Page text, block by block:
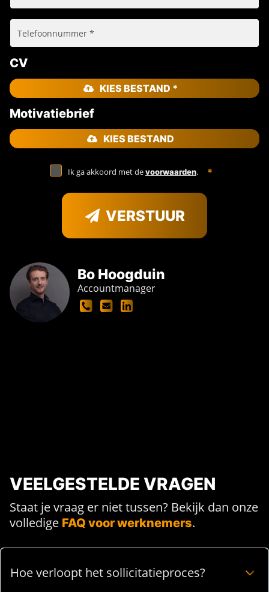
Bo Hoogduin
Accountmanager
CV
KIES BESTAND *
Motivatiebrief
KIES BESTAND
Ik ga akkoord met devoorwaarden.
VERSTUUR
VEELGESTELDE VRAGEN
Staat je vraag er niet tussen? Bekijk dan onze
volledige FAQ voor werknemers.
Hoe verloopt het sollicitatieproces?